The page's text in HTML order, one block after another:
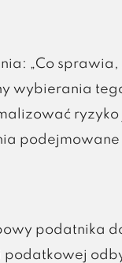
„Co
wybierania
podatnika